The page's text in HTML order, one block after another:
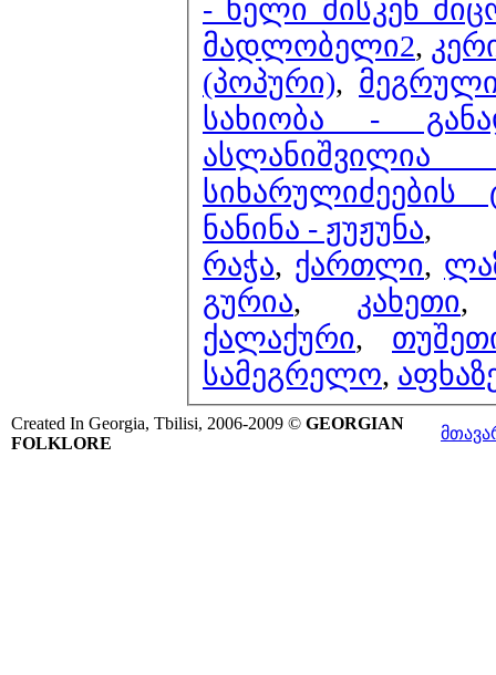
- ხელი მისკენ
მადლობელი2,
(პოპური),
სახიობა -
ნანინა - ჟუჟუნა,
რაჭა, ქართლი,
გურია, კახეთი
ქალაქური,
სამეგრელო,
Created In Georgia, Tbilisi, 2006-2009 © GEORGIAN
FOLKLORE